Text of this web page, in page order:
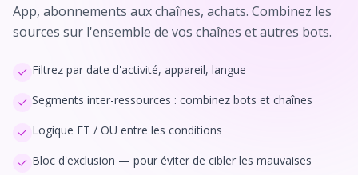
App, abonnements aux chaînes, achats. Combinez les
sources sur l'ensemble de vos chaînes et autres bots.
Filtrez par date d'activité, appareil, langue
Segments inter-ressources : combinez bots et chaînes
Logique ET / OU entre les conditions
Bloc d'exclusion — pour éviter de cibler les mauvaises